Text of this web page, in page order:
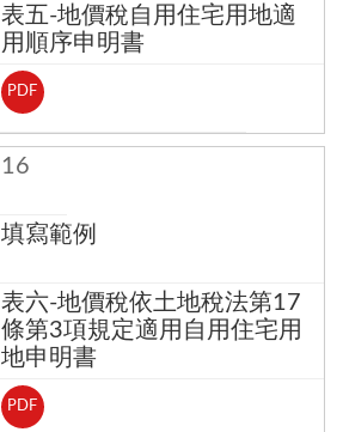
表五-地價稅自用住宅用地適
用順序申明書
PDF
16
填寫範例
表六-地價稅依土地稅法第17
條第3項規定適用自用住宅用
地申明書
PDF